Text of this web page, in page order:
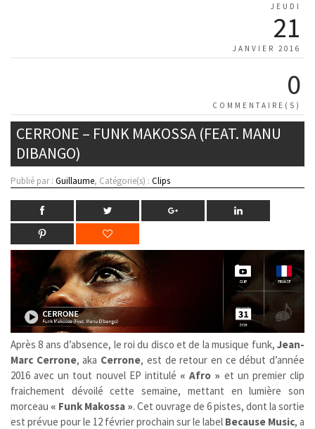
JEUDI
21
JANVIER 2016
0
COMMENTAIRE(S)
CERRONE – FUNK MAKOSSA (FEAT. MANU
DIBANGO)
Publié par : Guillaume, Catégorie(s) : Clips
Après 8 ans d’absence, le roi du disco et de la musique funk, Jean-
Marc Cerrone, aka Cerrone, est de retour en ce début d’année
2016 avec un tout nouvel EP intitulé « Afro » et un premier clip
fraichement dévoilé cette semaine, mettant en lumière son
morceau « Funk Makossa ». Cet ouvrage de 6 pistes, dont la sortie
est prévue pour le 12 février prochain sur le label Because Music, a